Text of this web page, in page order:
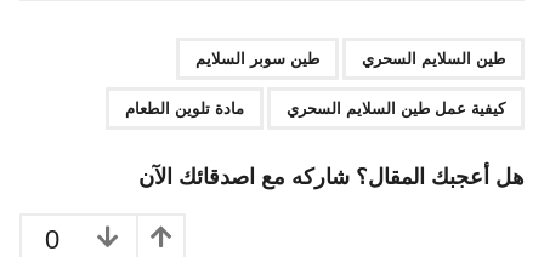
n
a
طين السلايم السحري طين سوبر السلايم
كيفية عمل طين السلايم السحري مادة تلوين الطعام
هل أعجبك المقال؟ شاركه مع اصدقائك الآن
0